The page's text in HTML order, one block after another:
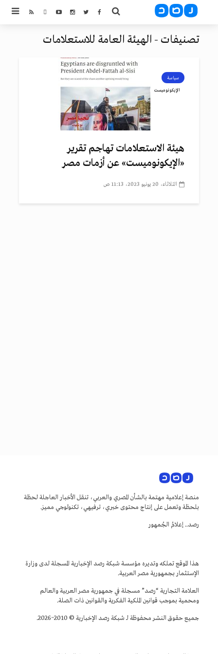
تصنيفات - الهيئة العامة للاستعلامات
سياسة
الإيكونوميست
هيئة الاستعلامات تهاجم تقرير
«الإيكونوميست» عن أزمات مصر
الثلاثاء، 20 يونيو 2023، 11:13 ص
منصة إعلامية مهتمة بالشأن المصري والعربي، تنقل الأخبار العاجلة لحظة
بلحظة وتعمل على إنتاج محتوى خبري، ترفيهي، تكنولوجي مميز.
رصد.. إعلامُ الجُمهور
هذا الموقع تملكه وتديره مؤسسة شبكة رصد الإخبارية المسجلة لدى وزارة
الإستثمار بجمهورية مصر العربية.
العلامة التجارية “رصد” مسجلة في جمهورية مصر العربية والعالم
ومحمية بموجب قوانين الملكية الفكرية والقوانين ذات الصلة.
جميع حقوق النشر محفوظة لـ شبكة رصد الإخبارية © 2010~2026.